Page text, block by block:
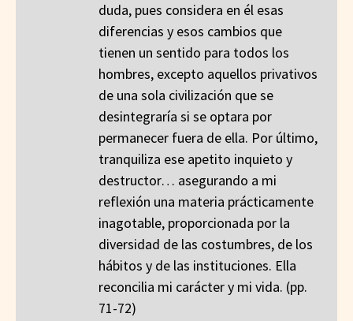
duda, pues considera en él esas
diferencias y esos cambios que
tienen un sentido para todos los
hombres, excepto aquellos privativos
de una sola civilización que se
desintegraría si se optara por
permanecer fuera de ella. Por último,
tranquiliza ese apetito inquieto y
destructor… asegurando a mi
reflexión una materia prácticamente
inagotable, proporcionada por la
diversidad de las costumbres, de los
hábitos y de las instituciones. Ella
reconcilia mi carácter y mi vida. (pp.
71-72)